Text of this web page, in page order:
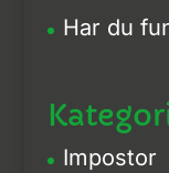
Har du
Impostor